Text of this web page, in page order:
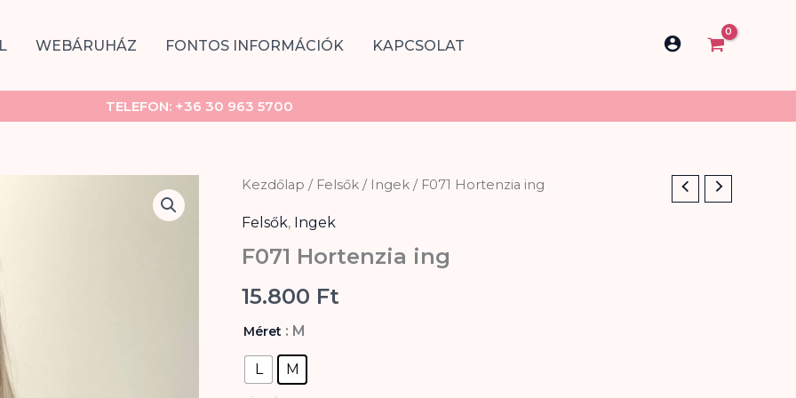
WEBÁRUHÁZ FONTOS INFORMÁCIÓK KAPCSOLAT
TELEFON: +36 30 963 5700
Kezdőlap / Felsők / Ingek / F071 Hortenzia ing
Felsők, Ingek
F071 Hortenzia ing
15.800 Ft
Méret : M
L M
F071
ing